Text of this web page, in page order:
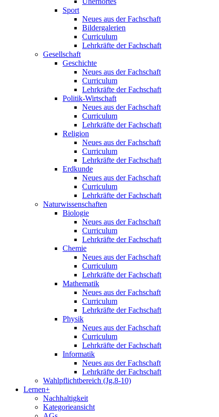
Sport
Neues aus der Fachschaft
Bildergalerien
Curriculum
Lehrkräfte der Fachschaft
Gesellschaft
Geschichte
Neues aus der Fachschaft
Curriculum
Lehrkräfte der Fachschaft
Politik-Wirtschaft
Neues aus der Fachschaft
Curriculum
Lehrkräfte der Fachschaft
Religion
Neues aus der Fachschaft
Curriculum
Lehrkräfte der Fachschaft
Erdkunde
Neues aus der Fachschaft
Curriculum
Lehrkräfte der Fachschaft
Naturwissenschaften
Biologie
Neues aus der Fachschaft
Curriculum
Lehrkräfte der Fachschaft
Chemie
Neues aus der Fachschaft
Curriculum
Lehrkräfte der Fachschaft
Mathematik
Neues aus der Fachschaft
Curriculum
Lehrkräfte der Fachschaft
Physik
Neues aus der Fachschaft
Curriculum
Lehrkräfte der Fachschaft
Informatik
Neues aus der Fachschaft
Lehrkräfte der Fachschaft
Wahlpflichtbereich (Jg.8-10)
Lernen+
Nachhaltigkeit
Kategorieansicht